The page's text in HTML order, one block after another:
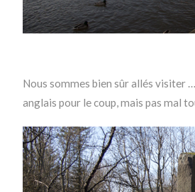
Nous sommes bien sûr allés visiter
anglais pour le coup, mais pas mal